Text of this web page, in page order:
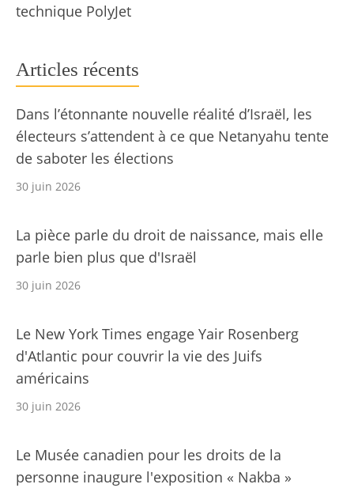
technique PolyJet
Articles récents
Dans l’étonnante nouvelle réalité d’Israël, les
électeurs s’attendent à ce que Netanyahu tente
de saboter les élections
30 juin 2026
La pièce parle du droit de naissance, mais elle
parle bien plus que d'Israël
30 juin 2026
Le New York Times engage Yair Rosenberg
d'Atlantic pour couvrir la vie des Juifs
américains
30 juin 2026
Le Musée canadien pour les droits de la
personne inaugure l'exposition « Nakba »